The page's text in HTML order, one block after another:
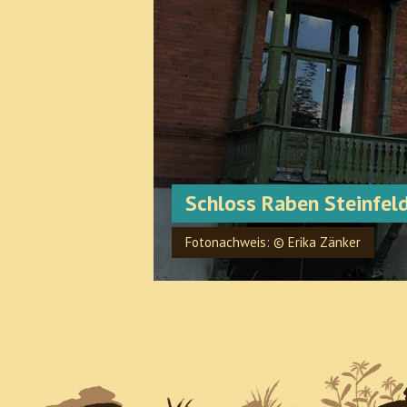
Schloss Raben
Fotonachweis: © Erika Zänker